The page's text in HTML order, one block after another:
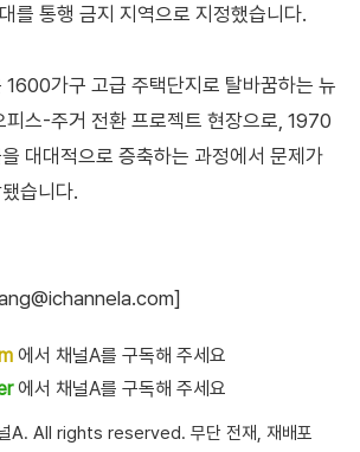
를 통행 금지 지역으로 지정했습니다.
1600가구 고급 주택단지로 탈바꿈하는 뉴
피스-주거 전환 프로젝트 현장으로, 1970
대대적으로 증축하는 과정에서 문제가
습니다.
에서 채널A를 구독해 주세요
에서 채널A를 구독해 주세요
All rights reserved. 무단 전재, 재배포